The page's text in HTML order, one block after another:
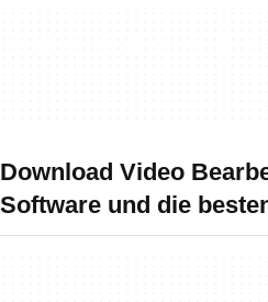
Download Video
Software und die